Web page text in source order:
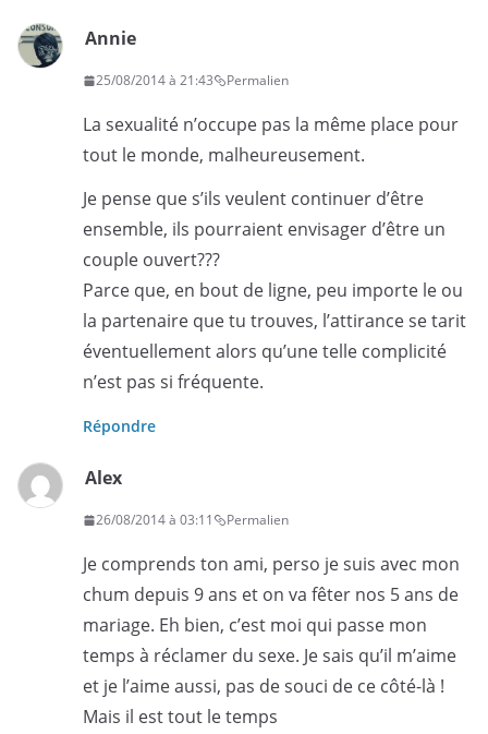
Annie
25/08/2014 à 21:43 Permalien
La sexualité n’occupe pas la même place pour
tout le monde, malheureusement.
Je pense que s’ils veulent continuer d’être
ensemble, ils pourraient envisager d’être un
couple ouvert???
Parce que, en bout de ligne, peu importe le ou
la partenaire que tu trouves, l’attirance se tarit
éventuellement alors qu’une telle complicité
n’est pas si fréquente.
Répondre
Alex
26/08/2014 à 03:11 Permalien
Je comprends ton ami, perso je suis avec mon
chum depuis 9 ans et on va fêter nos 5 ans de
mariage. Eh bien, c’est moi qui passe mon
temps à réclamer du sexe. Je sais qu’il m’aime
et je l’aime aussi, pas de souci de ce côté-là !
Mais il est tout le temps